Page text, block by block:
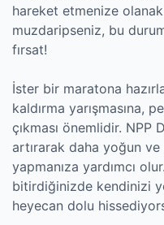
hareket etmenize olanak
muzdaripseniz, bu
fırsat!
İster bir maratona
kaldırma yarışmasına,
çıkması önemlidir. NPP
artırarak daha yoğun
yapmanıza yardımcı
bitirdiğinizde kendinizi
heyecan dolu